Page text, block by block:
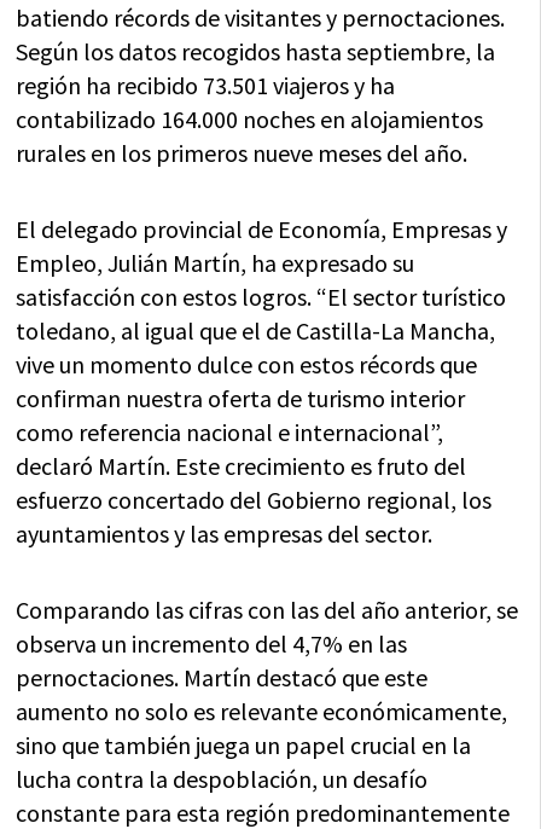
batiendo récords de visitantes y pernoctaciones.
Según los datos recogidos hasta septiembre, la
región ha recibido 73.501 viajeros y ha
contabilizado 164.000 noches en alojamientos
rurales en los primeros nueve meses del año.
El delegado provincial de Economía, Empresas y
Empleo, Julián Martín, ha expresado su
satisfacción con estos logros. “El sector turístico
toledano, al igual que el de Castilla-La Mancha,
vive un momento dulce con estos récords que
confirman nuestra oferta de turismo interior
como referencia nacional e internacional”,
declaró Martín. Este crecimiento es fruto del
esfuerzo concertado del Gobierno regional, los
ayuntamientos y las empresas del sector.
Comparando las cifras con las del año anterior, se
observa un incremento del 4,7% en las
pernoctaciones. Martín destacó que este
aumento no solo es relevante económicamente,
sino que también juega un papel crucial en la
lucha contra la despoblación, un desafío
constante para esta región predominantemente